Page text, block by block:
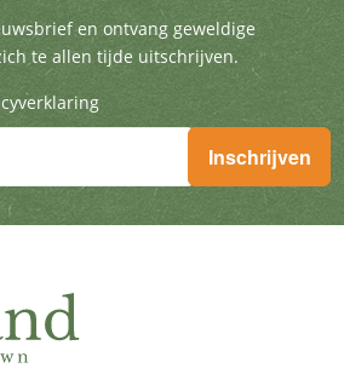
de nieuwsbrief en ontvang
en ontvang geweldige
te allen tijde uitschrijven.
en ontvang geweldige
Inschrijven